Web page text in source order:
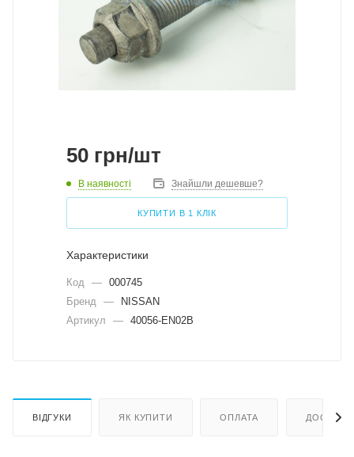
50 грн/шт
В наявності Знайшли дешевше?
КУПИТИ В 1 КЛІК
Характеристики
Код — 000745
Бренд —
NISSAN
Артикул
— 40056-EN02B
ВІДГУКИ ЯК КУПИТИ ОПЛАТА